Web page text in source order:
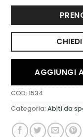
AGGIUNGI
COD: 1534
Categoria: Abiti da